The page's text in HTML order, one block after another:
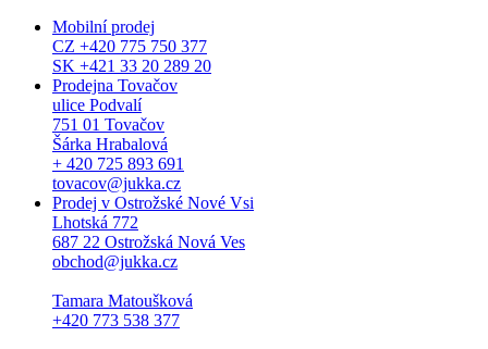
Mobilní prodej
CZ +420 775 750 377
SK +421 33 20 289 20
Prodejna Tovačov
ulice Podvalí
751 01 Tovačov
Šárka Hrabalová
+ 420 725 893 691
tovacov@jukka.cz
Prodej v Ostrožské Nové Vsi
Lhotská 772
687 22 Ostrožská Nová Ves
obchod@jukka.cz
Tamara Matoušková
+420 773 538 377